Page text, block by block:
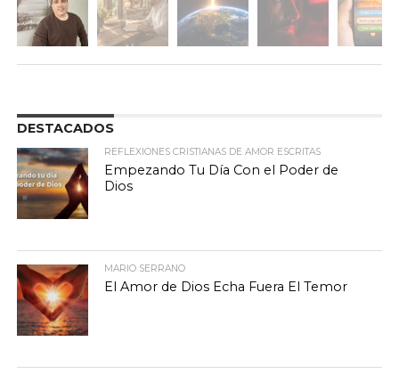
DESTACADOS
REFLEXIONES CRISTIANAS DE AMOR ESCRITAS
Empezando Tu Día Con el Poder de
Dios
MARIO SERRANO
El Amor de Dios Echa Fuera El Temor